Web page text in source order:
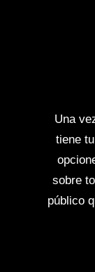
Una
tiene
sobre
público